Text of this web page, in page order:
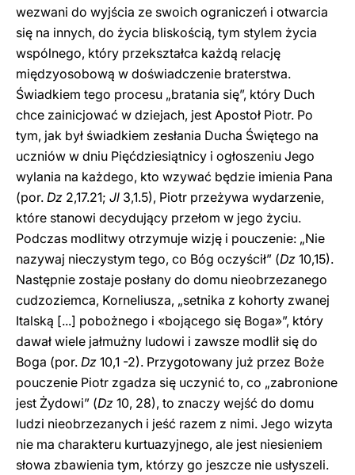
wezwani do wyjścia ze swoich ograniczeń i otwarcia
się na innych, do życia bliskością, tym stylem życia
wspólnego, który przekształca każdą relację
międzyosobową w doświadczenie braterstwa.
Świadkiem tego procesu „bratania się”, który Duch
chce zainicjować w dziejach, jest Apostoł Piotr. Po
tym, jak był świadkiem zesłania Ducha Świętego na
uczniów w dniu Pięćdziesiątnicy i ogłoszeniu Jego
wylania na każdego, kto wzywać będzie imienia Pana
(por. Dz 2,17.21; Jl 3,1.5), Piotr przeżywa wydarzenie,
które stanowi decydujący przełom w jego życiu.
Podczas modlitwy otrzymuje wizję i pouczenie: „Nie
nazywaj nieczystym tego, co Bóg oczyścił” (Dz 10,15).
Następnie zostaje posłany do domu nieobrzezanego
cudzoziemca, Korneliusza, „setnika z kohorty zwanej
Italską [...] pobożnego i «bojącego się Boga»”, który
dawał wiele jałmużny ludowi i zawsze modlił się do
Boga (por. Dz 10,1 -2). Przygotowany już przez Boże
pouczenie Piotr zgadza się uczynić to, co „zabronione
jest Żydowi” (Dz 10, 28), to znaczy wejść do domu
ludzi nieobrzezanych i jeść razem z nimi. Jego wizyta
nie ma charakteru kurtuazyjnego, ale jest niesieniem
słowa zbawienia tym, którzy go jeszcze nie usłyszeli.